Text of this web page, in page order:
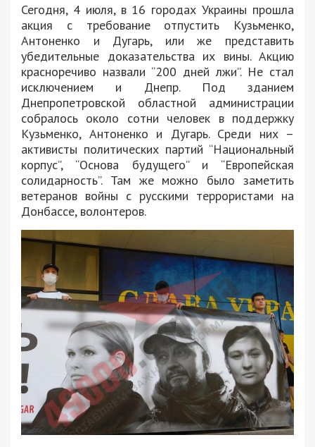
Сегодня, 4 июля, в 16 городах Украины прошла
акция с требование отпустить Кузьменко,
Антоненко и Дугарь, или же представить
убедительные доказательства их вины. Акцию
красноречиво назвали “200 дней лжи”. Не стал
исключением и Днепр. Под зданием
Днепропетровской областной администрации
собралось около сотни человек в поддержку
Кузьменко, Антоненко и Дугарь. Среди них –
активисты политических партий “Национальный
корпус”, “Основа будущего” и “Европейская
солидарность”. Там же можно было заметить
ветеранов войны с русскими террористами на
Донбассе, волонтеров.